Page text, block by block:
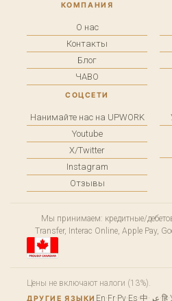
КОМПАНИЯ
О нас
Контакты
Блог
ЧАВО
СОЦСЕТИ
Нанимайте нас на UPWORK
Youtube
X/Twitter
Instagram
Отзывы
Мы принимаем: кредитные/
Transfer, Interac Online, Apple Pay,
Цены не включают налоги (13%).
ДРУГИЕ ЯЗЫКИ En·Fr·Ру·Es·中· عر·हि·